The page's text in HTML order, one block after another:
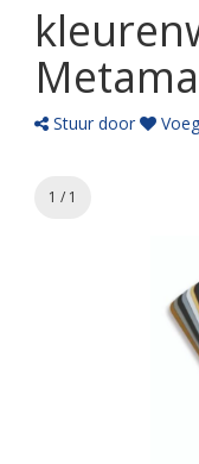
Stuur door
1 / 1